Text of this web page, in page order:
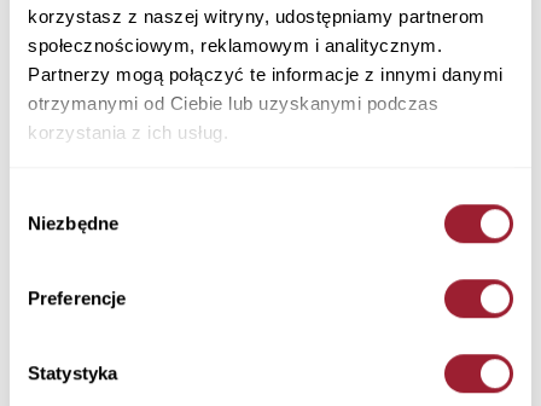
korzystasz z naszej witryny, udostępniamy partnerom
społecznościowym, reklamowym i analitycznym.
Partnerzy mogą połączyć te informacje z innymi danymi
otrzymanymi od Ciebie lub uzyskanymi podczas
korzystania z ich usług.
zgody
Niezbędne
Preferencje
Statystyka
399,90 PLN
+ Zapytaj o rozmiar
Kolory
Rozmiar